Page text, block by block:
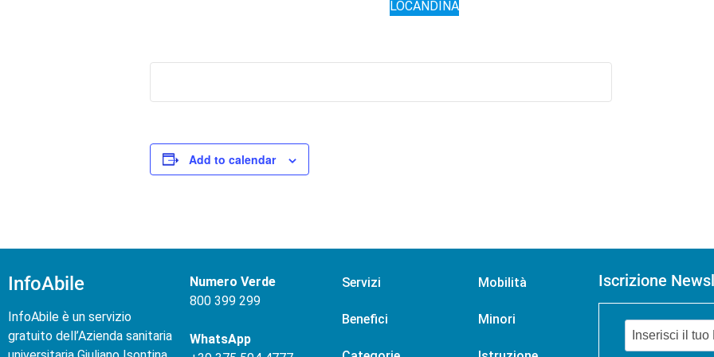
LOCANDINA
Add to calendar
InfoAbile
InfoAbile è un servizio
gratuito dell’Azienda sanitaria
Numero Verde
800 399 299
WhatsApp
Servizi
Benefici
Mobilità
Minori
Iscrizione